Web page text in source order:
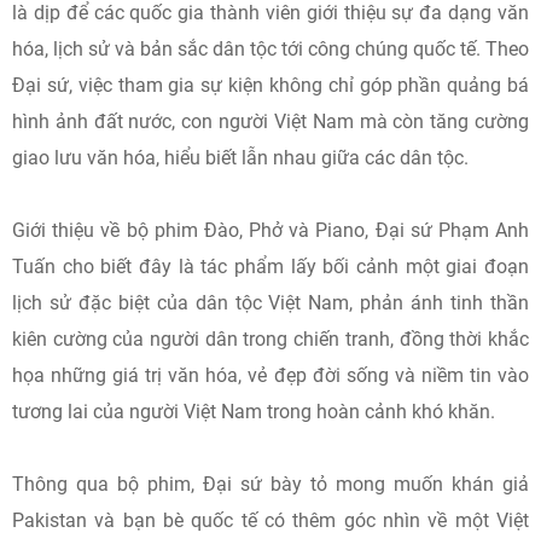
là dịp để các quốc gia thành viên giới thiệu sự đa dạng văn
hóa, lịch sử và bản sắc dân tộc tới công chúng quốc tế. Theo
Đại sứ, việc tham gia sự kiện không chỉ góp phần quảng bá
hình ảnh đất nước, con người Việt Nam mà còn tăng cường
giao lưu văn hóa, hiểu biết lẫn nhau giữa các dân tộc.
Giới thiệu về bộ phim Đào, Phở và Piano, Đại sứ Phạm Anh
Tuấn cho biết đây là tác phẩm lấy bối cảnh một giai đoạn
lịch sử đặc biệt của dân tộc Việt Nam, phản ánh tinh thần
kiên cường của người dân trong chiến tranh, đồng thời khắc
họa những giá trị văn hóa, vẻ đẹp đời sống và niềm tin vào
tương lai của người Việt Nam trong hoàn cảnh khó khăn.
Thông qua bộ phim, Đại sứ bày tỏ mong muốn khán giả
Pakistan và bạn bè quốc tế có thêm góc nhìn về một Việt